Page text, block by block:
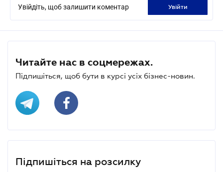
Увійдіть, щоб залишити коментар увійти
Читайте нас в соцмережах.
Підпишіться, щоб бути в курсі усіх бізнес-новин.
Підпишіться на розсилку